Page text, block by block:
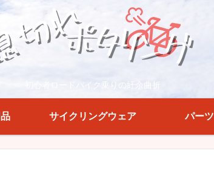
初心者ロードバイク乗りの紆余曲折
サイクリングウェア パーツ